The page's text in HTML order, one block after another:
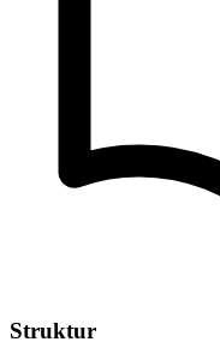
Struktur